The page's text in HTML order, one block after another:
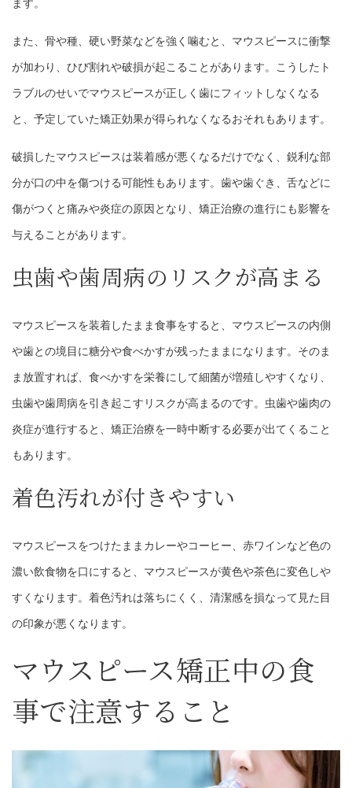
ます。
また、骨や種、硬い野菜などを強く噛むと、マウスピースに衝撃
が加わり、ひび割れや破損が起こることがあります。こうしたト
ラブルのせいでマウスピースが正しく歯にフィットしなくなる
と、予定していた矯正効果が得られなくなるおそれもあります。
破損したマウスピースは装着感が悪くなるだけでなく、鋭利な部
分が口の中を傷つける可能性もあります。歯や歯ぐき、舌などに
傷がつくと痛みや炎症の原因となり、矯正治療の進行にも影響を
与えることがあります。
虫歯や歯周病のリスクが高まる
マウスピースを装着したまま食事をすると、マウスピースの内側
や歯との境目に糖分や食べかすが残ったままになります。そのま
ま放置すれば、食べかすを栄養にして細菌が増殖しやすくなり、
虫歯や歯周病を引き起こすリスクが高まるのです。虫歯や歯肉の
炎症が進行すると、矯正治療を一時中断する必要が出てくること
もあります。
着色汚れが付きやすい
マウスピースをつけたままカレーやコーヒー、赤ワインなど色の
濃い飲食物を口にすると、マウスピースが黄色や茶色に変色しや
すくなります。着色汚れは落ちにくく、清潔感を損なって見た目
の印象が悪くなります。
マウスピース矯正中の食
事で注意すること